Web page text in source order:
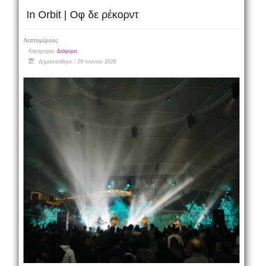
In Orbit | Οφ δε ρέκορντ
Λεπτομέρειες
Κατηγορία: Διάφορα
Δημοσιεύθηκε : 29 Ιουνίου 2026